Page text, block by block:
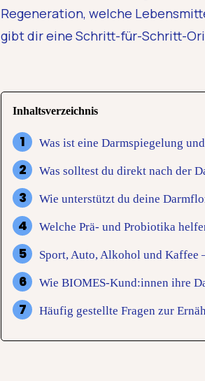
Regeneration, welche
gibt dir eine Schritt-für-Schritt-
Inhaltsverzeichnis
Was ist eine Darmspiegelung
Was solltest du direkt nach der
Wie unterstützt du deine
Welche Prä- und Probiotika
Sport, Auto, Alkohol und Kaffee
Wie BIOMES-Kund:innen ihre
Häufig gestellte Fragen zur